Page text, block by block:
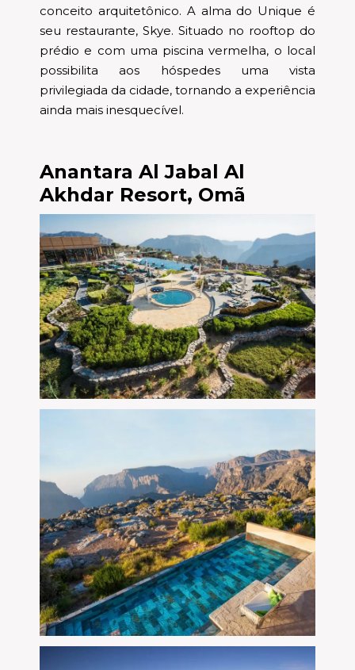
conceito arquitetônico. A alma do Unique é
seu restaurante, Skye. Situado no rooftop do
prédio e com uma piscina vermelha, o local
possibilita aos hóspedes uma vista
privilegiada da cidade, tornando a experiência
ainda mais inesquecível.
Anantara Al Jabal Al
Akhdar Resort, Omã